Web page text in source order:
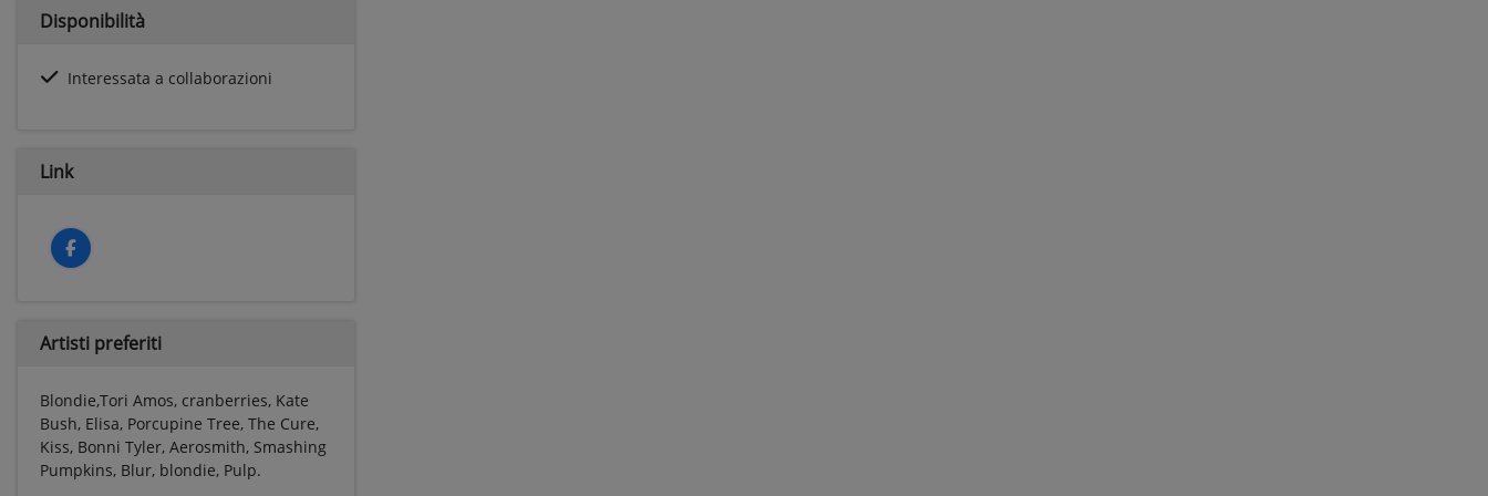
Disponibilità
Interessata a collaborazioni
Link
Artisti preferiti
Blondie,Tori Amos, cranberries, Kate
Bush, Elisa, Porcupine Tree, The Cure,
Kiss, Bonni Tyler, Aerosmith, Smashing
Pumpkins, Blur, blondie, Pulp.